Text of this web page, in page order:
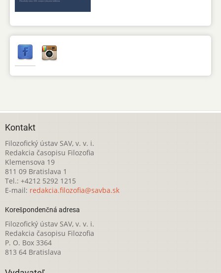
Kontakt
Filozofický ústav SAV, v. v. i.
Redakcia časopisu Filozofia
Klemensova 19
811 09 Bratislava 1
Tel.: +4212 5292 1215
E-mail: redakcia.filozofia@savba.sk
Korešpondenčná adresa
Filozofický ústav SAV, v. v. i.
Redakcia časopisu Filozofia
P. O. Box 3364
813 64 Bratislava